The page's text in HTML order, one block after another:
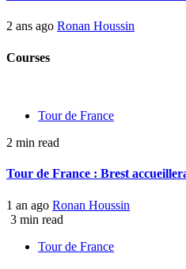
2 ans ago Ronan Houssin
Courses
Tour de France
2 min read
Tour de France : Brest
1 an ago Ronan Houssin
3 min read
Tour de France